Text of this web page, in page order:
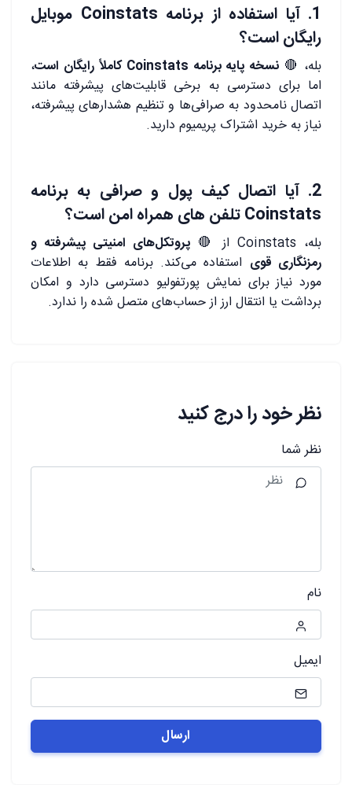
1. آیا استفاده از برنامه Coinstats موبایل
رایگان است؟
بله، 🔴 نسخه پایه برنامه Coinstats کاملاً رایگان است
،
اما برای دسترسی به برخی قابلیت‌های پیشرفته مانند
اتصال نامحدود به صرافی‌ها و تنظیم هشدارهای پیشرفته،
نیاز به خرید اشتراک پریمیوم دارید.
2. آیا اتصال کیف پول و صرافی به برنامه
Coinstats تلفن های همراه امن است؟
بله، Coinstats از 🔴
پروتکل‌های امنیتی پیشرفته و
رمزنگاری قوی استفاده می‌کند. برنامه فقط به اطلاعات
مورد نیاز برای نمایش پورتفولیو دسترسی دارد و امکان
برداشت یا انتقال ارز از حساب‌های متصل شده را ندارد.
نظر خود را درج کنید
نظر شما
نام
ایمیل